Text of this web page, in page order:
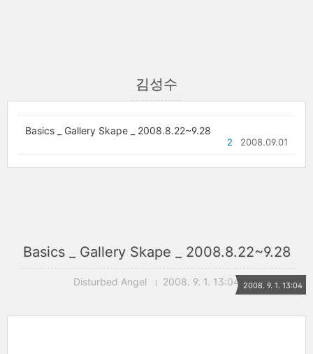
김성수
Basics _ Gallery Skape _ 2008.8.22~9.28
2008.09.01
2
Basics _ Gallery Skape _ 2008.8.22~9.28
Disturbed Angel 2008. 9. 1. 13:04 2008. 9. 1. 13:04